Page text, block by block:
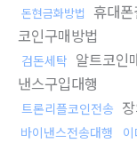
돈현금화방법 휴대
코인구매방법
검돈세탁 알트코인
낸스구입대행
트론리플코인전송
바이낸스전송대행